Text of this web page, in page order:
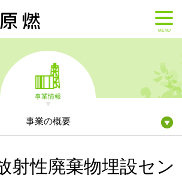
MENU
事業情報
事業の概要
射性廃棄物埋設セン